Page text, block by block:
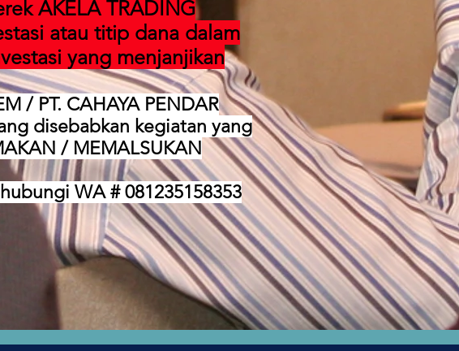
AKELA TRADING
atau titip dana dalam
yang menjanjikan
/ PT. CAHAYA PENDAR
disebabkan kegiatan yang
/ MEMALSUKAN
WA # 081235158353